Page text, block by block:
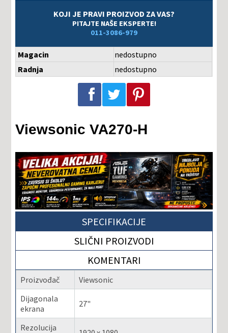
KOJI JE PRAVI PROIZVOD ZA VAS?
PITAJTE NAŠE EKSPERTE!
011-3086-979
Magacin
nedostupno
Radnja
nedostupno
Podeli na Facebook-u Podeli na Twitter-u Podeli na Pinterest-u
Viewsonic VA270-H
SPECIFIKACIJE
SLIČNI PROIZVODI
KOMENTARI
Proizvođač
Viewsonic
Dijagonala
ekrana
27"
Rezolucija